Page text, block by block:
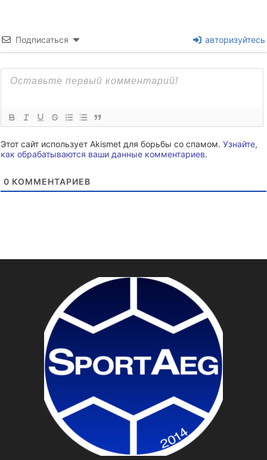
Подписаться авторизуйтесь
Этот сайт использует Akismet для борьбы со спамом. Узнайте,
как обрабатываются ваши данные комментариев.
0 КОММЕНТАРИЕВ